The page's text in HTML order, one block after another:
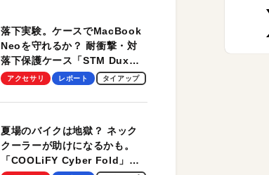
落下実験。ケースでMacBook
Neoを守れるか？ 耐衝撃・対
落下保護ケース「STM Dux
Ultra」を検証。学生、ビジネ
適！
アクセサリ レポート タイアップ
夏場のバイクは地獄？ ネック
クーラーが助けになるかも。
「COOLiFY Cyber Fold」レ